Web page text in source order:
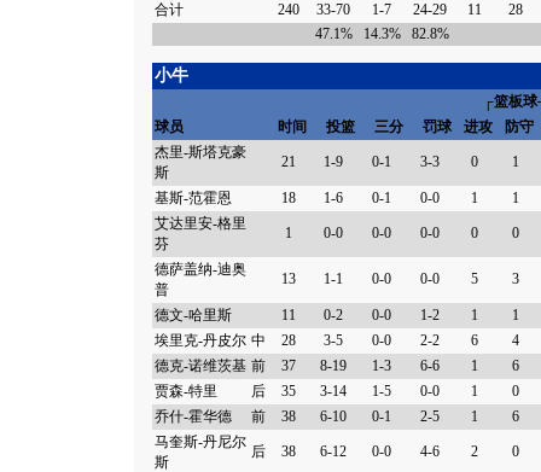
合计
240 33-70 1-7 24-29 11
28
47.1%
14.3% 82.8%
小牛
┌篮板
球员
时间 投篮 三分 罚球 进攻
防守
杰里-斯塔克豪
斯
21 1-9 0-1 3-3 0 1
基斯-范霍恩 18 1-6 0-1 0-0 1
1
艾达里安-格里
芬
1 0-0 0-0 0-0 0 0
德萨盖纳-迪奥
普
13 1-1 0-0 0-0 5 3
德文-哈里斯 11 0-2 0-0 1-2 1
1
埃里克-丹皮尔 中 28 3-5 0-0 2-2 6
4
德克-诺维茨基 前 37 8-19 1-3 6-6 1
6
贾森-特里
后 35 3-14 1-5 0-0 1
0
乔什-霍华德
前 38 6-10 0-1 2-5 1
6
马奎斯-丹尼尔
斯
后 38 6-12 0-0 4-6 2 0